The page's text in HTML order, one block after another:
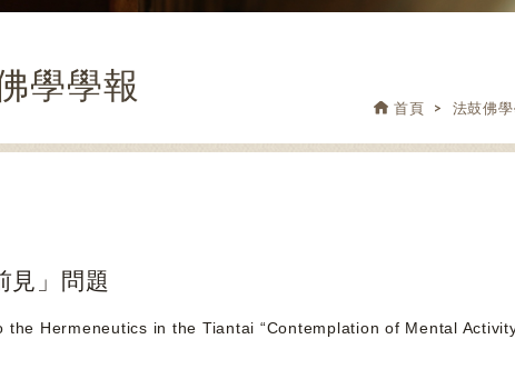
學學報
首頁 法鼓佛學
見」問題
the Hermeneutics in the Tiantai “Contemplation of Mental